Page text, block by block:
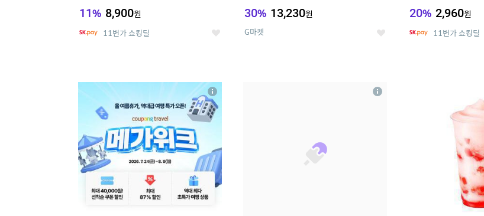
11% 8,900원
11번가 쇼킹딜 좋
30% 13,230원
G마켓 좋
20% 2,960원
11번가 쇼킹딜
5
상
세
상